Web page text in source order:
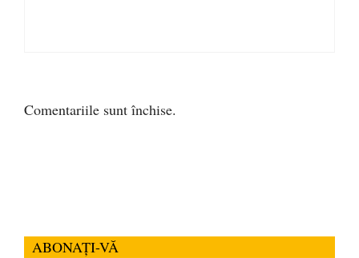
Comentariile sunt închise.
ABONAȚI-VĂ